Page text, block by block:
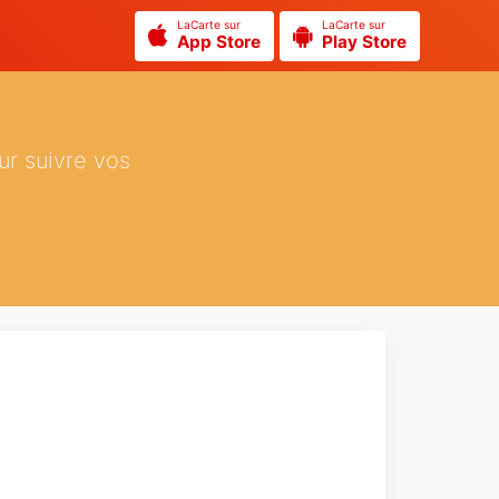
LaCarte sur
App Store
LaCarte sur
Play Store
suivre vos